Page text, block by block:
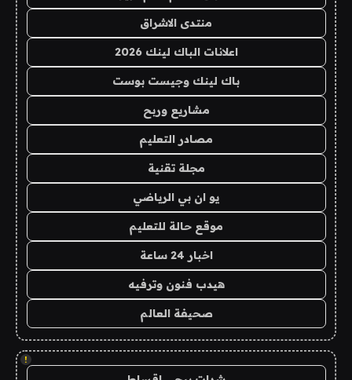
منتدى الاشراق
اعلانات الباك لينك 2026
باك لينك وجيست بوست
مشاريع وربح
مصادر التعليم
مجلة تقنية
يو ان بي الرياضي
موقع حالة للتعليم
اخبار 24 ساعة
هيدب فنون وترفيه
صحيفة العالم
!